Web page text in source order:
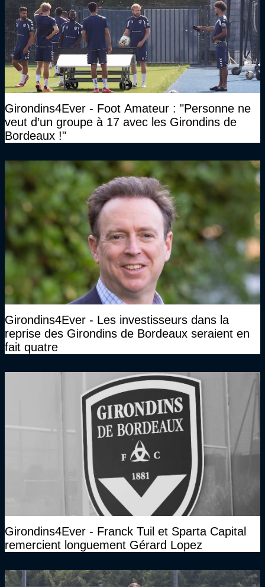
Girondins4Ever - Foot Amateur : "Personne ne
veut d’un groupe à 17 avec les Girondins de
Bordeaux !"
Girondins4Ever - Les investisseurs dans la
reprise des Girondins de Bordeaux seraient en
fait quatre
Girondins4Ever - Franck Tuil et Sparta Capital
remercient longuement Gérard Lopez